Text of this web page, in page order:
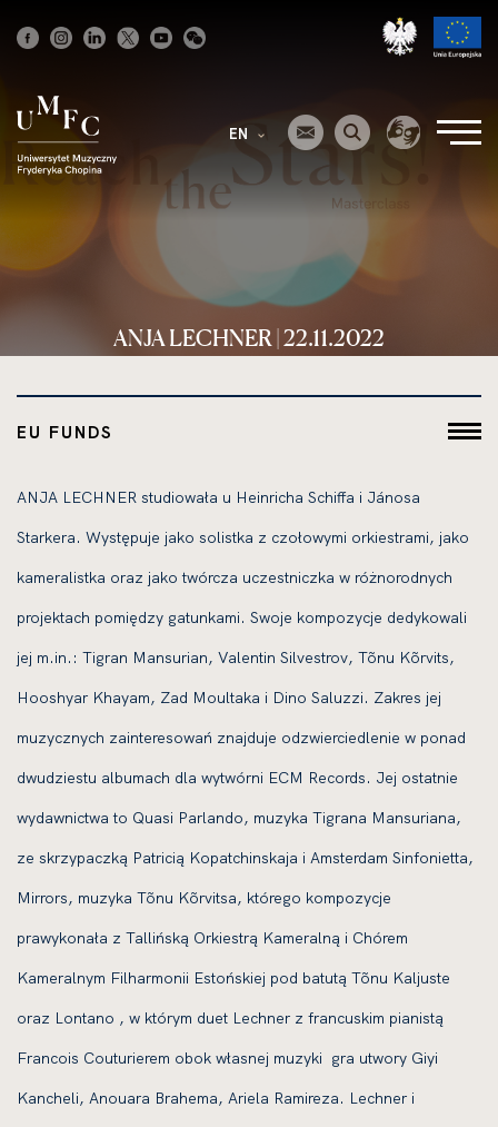
główna
EN
ANJA LECHNER | 22.11.2022
EU FUNDS
ANJA LECHNER studiowała u Heinricha Schiffa i Jánosa
Starkera. Występuje jako solistka z czołowymi orkiestrami, jako
kameralistka oraz jako twórcza uczestniczka w różnorodnych
projektach pomiędzy gatunkami. Swoje kompozycje dedykowali
jej m.in.: Tigran Mansurian, Valentin Silvestrov, Tõnu Kõrvits,
Hooshyar Khayam, Zad Moultaka i Dino Saluzzi. Zakres jej
muzycznych zainteresowań znajduje odzwierciedlenie w ponad
dwudziestu albumach dla wytwórni ECM Records. Jej ostatnie
wydawnictwa to Quasi Parlando, muzyka Tigrana Mansuriana,
ze skrzypaczką Patricią Kopatchinskaja i Amsterdam Sinfonietta,
Mirrors, muzyka Tõnu Kõrvitsa, którego kompozycje
prawykonała z Tallińską Orkiestrą Kameralną i Chórem
Kameralnym Filharmonii Estońskiej pod batutą Tõnu Kaljuste
oraz Lontano , w którym duet Lechner z francuskim pianistą
Francois Couturierem obok własnej muzyki gra utwory Giyi
Kancheli, Anouara Brahema, Ariela Ramireza. Lechner i